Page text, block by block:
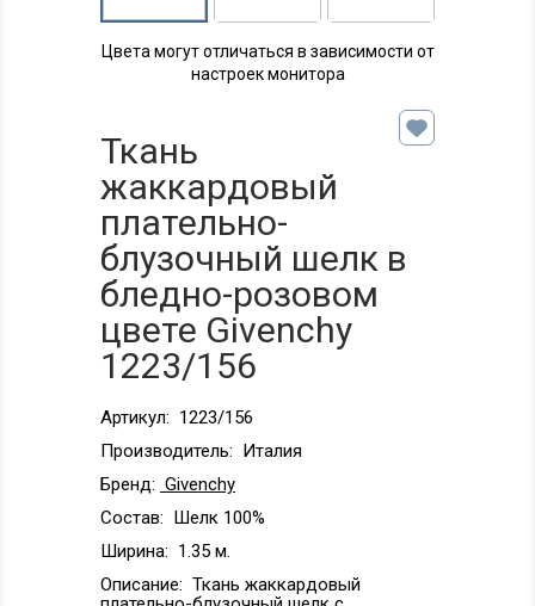
Цвета могут отличаться в зависимости от
настроек монитора
Ткань
жаккардовый
плательно-
блузочный шелк в
бледно-розовом
цвете Givenchy
1223/156
Артикул: 1223/156
Производитель: Италия
Бренд: Givenchy
Состав: Шелк 100%
Ширина: 1.35 м.
Описание: Ткань жаккардовый